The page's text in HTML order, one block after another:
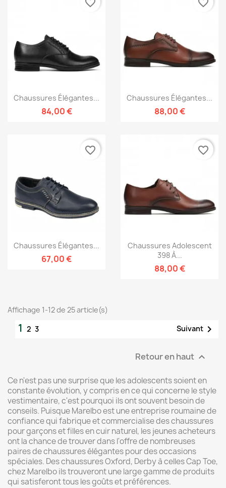
Chaussures Élégantes...
84,00 €
Chaussures Élégantes...
88,00 €
Chaussures Élégantes...
67,00 €
favorite_border
Chaussures Adolescent
398 À...
88,00 €
favorite_border
Affichage 1-12 de 25 article(s)
1 2 3 Suivant 
Retour en haut 
Ce n'est pas une surprise que les adolescents soient en
constante évolution, y compris en ce qui concerne le style
vestimentaire, c'est pourquoi ils ont souvent besoin de
conseils. Puisque Marelbo est une entreprise roumaine de
confiance qui fabrique et commercialise des chaussures
pour garçons et filles en cuir naturel, les jeunes acheteurs
ont la chance de trouver dans l'offre de nombreuses
paires de chaussures élégantes pour des occasions
spéciales. Des chaussures Oxford, Derby à celles Cap Toe,
chez Marelbo ils trouveront une large gamme de produits
qui satisferont tous les goûts et préférences.